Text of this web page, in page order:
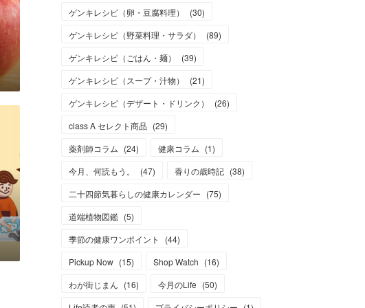
ゲンキレシピ（卵・豆腐料理） (30)
ゲンキレシピ（野菜料理・サラダ）
(89)
ゲンキレシピ（ごはん・麺）
(39)
ゲンキレシピ（スープ・汁物）
(21)
ゲンキレシピ（デザート・ドリンク）
(26)
class A セレクト商品 (29)
薬剤師コラム (24) 健康コラム (1)
今月、何読もう。
(47) 香りの歳時記 (38)
二十四節気暮らしの健康カレンダー (75)
道端植物図鑑 (5)
季節の健康ワンポイント
(44)
Pickup Now (15) Shop Watch (16)
わが街じまん (16) 今月のLife (50)